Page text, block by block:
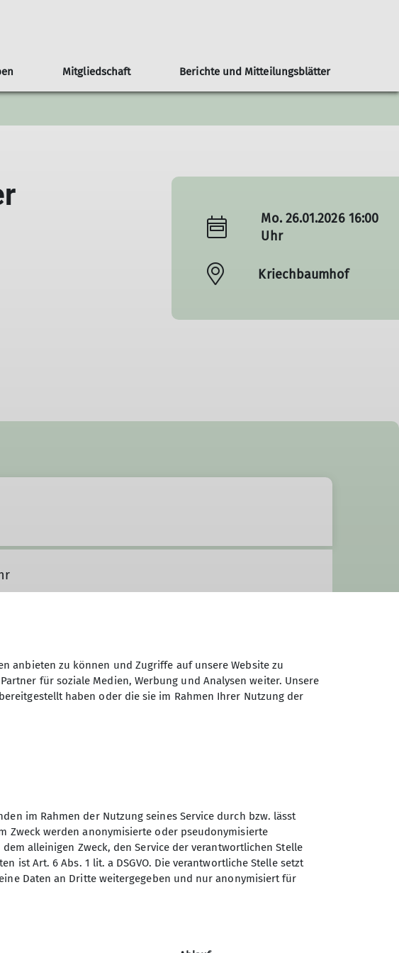
Jugendordnung Kletter Abo
Unterkunft Fischbachau
Jugendmannschaft
Mitgliedschaft Berichte und Mitteilungsblätter
Mo. 26.01.2026 16:00
Uhr
Kriechbaumhof
Akademische Sektion
anbieten zu können und Zugriffe auf unsere Website zu
für soziale Medien, Werbung und Analysen weiter. Unsere
haben oder die sie im Rahmen Ihrer Nutzung der
im Rahmen der Nutzung seines Service durch bzw. lässt
Zweck werden anonymisierte oder pseudonymisierte
alleinigen Zweck, den Service der verantwortlichen Stelle
ist Art. 6 Abs. 1 lit. a DSGVO. Die verantwortliche Stelle setzt
Daten an Dritte weitergegeben und nur anonymisiert für